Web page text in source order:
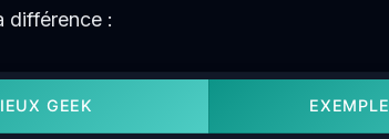
différence :
GEEK